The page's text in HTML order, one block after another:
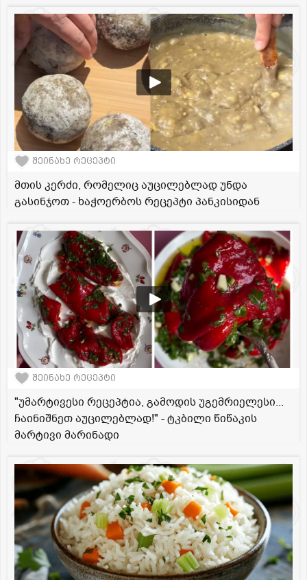
შეინახე რეცეპტი
მთის კერძი, რომელიც აუცილებლად უნდა
გასინჯოთ - ხაჭოერბოს რეცეპტი პანკისიდან
შეინახე რეცეპტი
"უმარტივესი რეცეპტია, გამოდის უგემრიელესი...
ჩაინიშნეთ აუცილებლად!" - ტკბილი წიწაკის
მარტივი მარინადი